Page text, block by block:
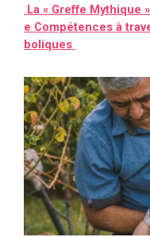
La « Greffe Mythique
e Compétences à
boliques